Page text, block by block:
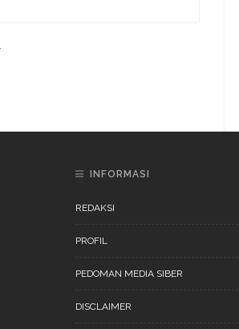
INFORMASI
REDAKSI
PROFIL
PEDOMAN MEDIA SIBER
DISCLAIMER